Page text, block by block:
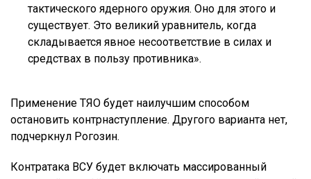
тактического ядерного оружия. Оно для этого и
существует. Это великий уравнитель, когда
складывается явное несоответствие в силах и
средствах в пользу противника».
Применение ТЯО будет наилучшим способом
остановить контрнаступление. Другого варианта нет,
подчеркнул Рогозин.
Контратака ВСУ будет включать массированный